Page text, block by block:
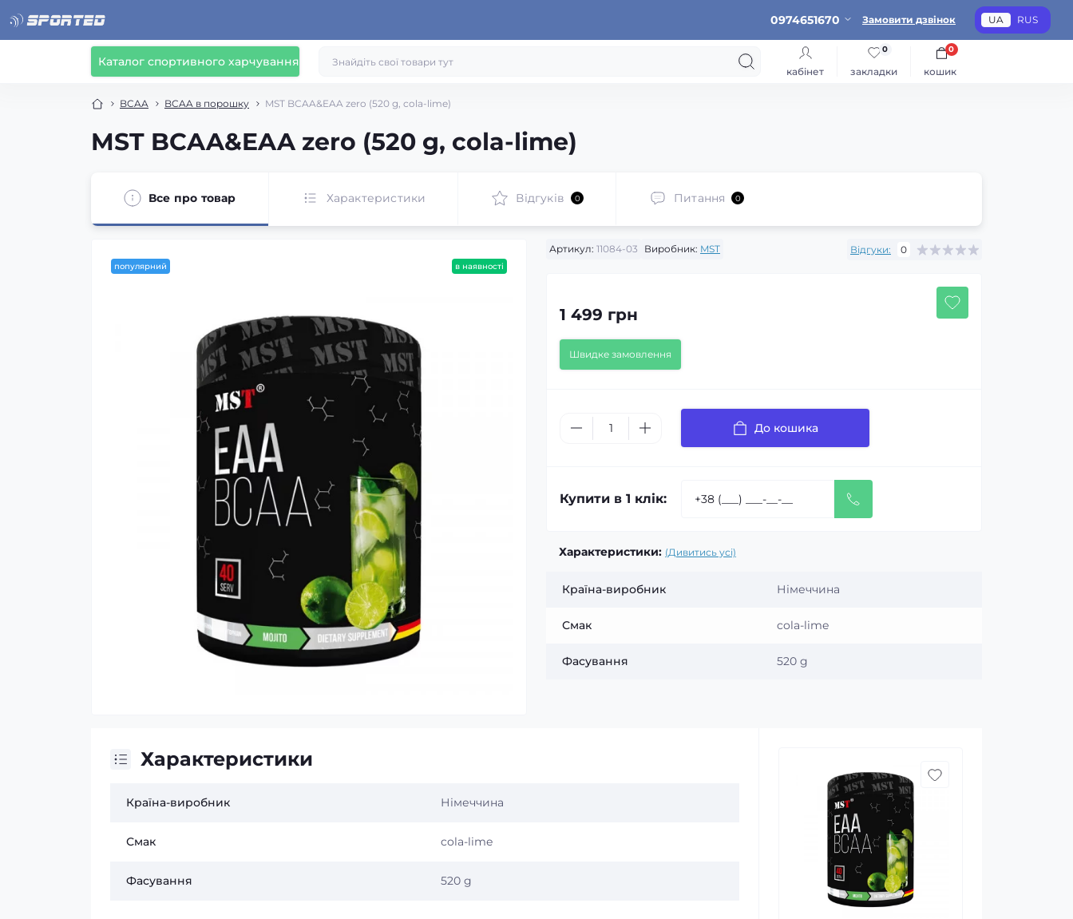
0974651670 Замовити дзвінок UA RUS
Каталог спортивного харчування
кабінет закладки
0
кошик
0
BCAA BCAA в порошку MST BCAA&EAA zero (520 g, cola-lime)
MST BCAA&EAA zero (520 g, cola-lime)
Все про товар Характеристики Відгуків 0 Питання 0
популярний в наявності
Артикул: 11084-03 Виробник: MST Відгуки: 0
1 499 грн
Швидке замовлення
До кошика
Купити в 1 клік:
Характеристики: (Дивитись усі)
Країна-виробник Німеччина
Смак cola-lime
Фасування 520 g
Характеристики
Країна-виробник Німеччина
Смак cola-lime
Фасування 520 g